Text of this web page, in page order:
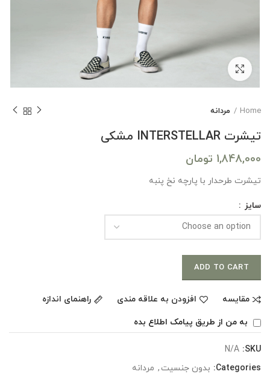
Home مردانه
تیشرت INTERSTELLAR مشکی
1,848,000 تومان
تیشرت طرحدار با پارچه نخ پنبه
سایز
ADD TO CART
مقایسه افزودن به علاقه مندی
راهنمای اندازه
به من از طریق پیامک اطلاع بده
SKU:
N/A
Categories: بدون جنسیت , مردانه